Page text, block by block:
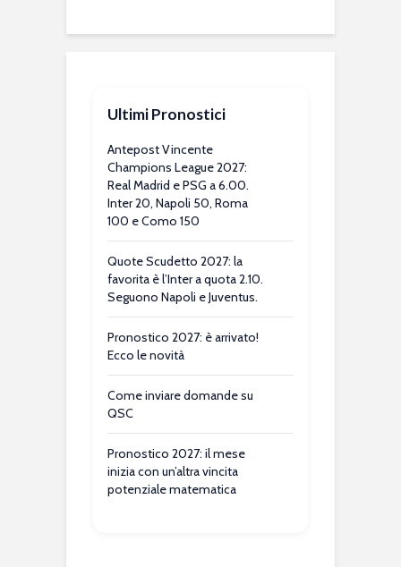
Ultimi Pronostici
Antepost Vincente
Champions League 2027:
Real Madrid e PSG a 6.00.
Inter 20, Napoli 50, Roma
100 e Como 150
Quote Scudetto 2027: la
favorita è l’Inter a quota 2.10.
Seguono Napoli e Juventus.
Pronostico 2027: è arrivato!
Ecco le novità
Come inviare domande su
QSC
Pronostico 2027: il mese
inizia con un’altra vincita
potenziale matematica